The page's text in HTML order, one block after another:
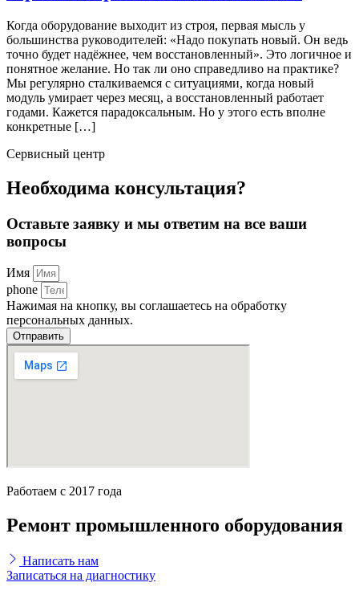
Когда оборудование выходит из строя, первая мысль у
большинства руководителей: «Надо покупать новый. Он ведь
точно будет надёжнее, чем восстановленный». Это логичное и
понятное желание. Но так ли оно справедливо на практике?
Мы регулярно сталкиваемся с ситуациями, когда новый
модуль умирает через месяц, а восстановленный работает
годами. Кажется парадоксальным. Но у этого есть вполне
конкретные […]
Сервисный центр
Необходима консультация?
Оставьте заявку и мы ответим на все ваши
вопросы
Имя
phone
Нажимая на кнопку, вы соглашаетесь на обработку
персональных данных.
Отправить
Работаем с 2017 года
Ремонт промышленного оборудования
Написать нам
Записаться на диагностику